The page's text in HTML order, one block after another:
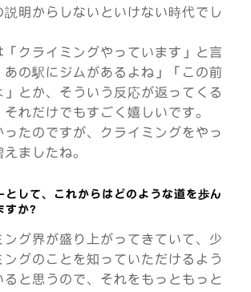
説明からしないといけない時代でし
「クライミングやっています」と言
あの駅にジムがあるよね」「この前
」とか、そういう反応が返ってくる
れだけでもすごく嬉しいです。
ったのですが、クライミングをやっ
ましたね。
として、これからはどのような道を歩ん
すか？
ング界が盛り上がってきていて、少
ングのことを知っていただけるよう
ると思うので、それをもっともっと